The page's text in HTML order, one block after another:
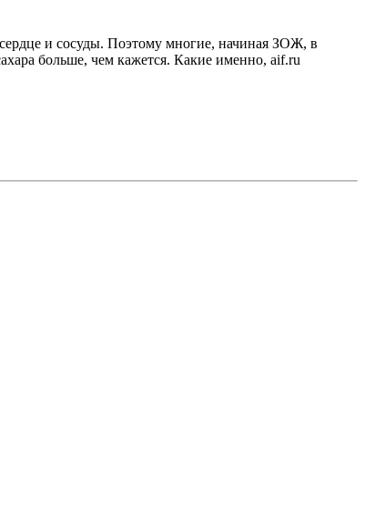
и сосуды. Поэтому многие, начиная ЗОЖ, в
больше, чем кажется. Какие именно, aif.ru